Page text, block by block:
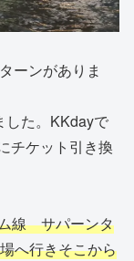
ーンがありま
した。KKdayで
チケット引き換
線 サパーンタ
へ行きそこから